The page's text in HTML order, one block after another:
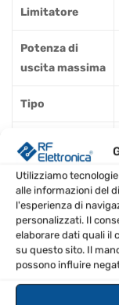
Utilizziamo
alle informazioni del
l'esperienza di
personalizzati. Il
elaborare dati quali il
su questo sito. Il
possono influire
Limitatore
Potenza di
uscita massima
Tipo
Protezione
Ingresso A / B
Sensibilità
Impedenza
d'ingresso